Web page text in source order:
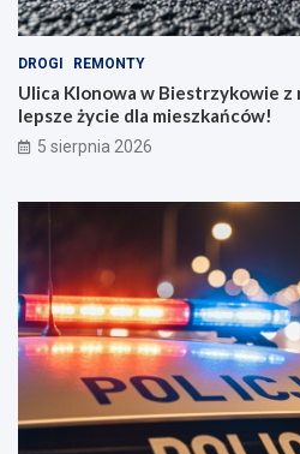
DROGI REMONTY
Ulica Klonowa w Biestrzykowie z
lepsze życie dla mieszkańców!
5 sierpnia 2026